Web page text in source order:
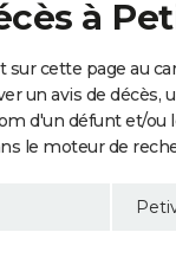
à
cette page au
un avis de décès,
d'un défunt et/ou
le moteur de